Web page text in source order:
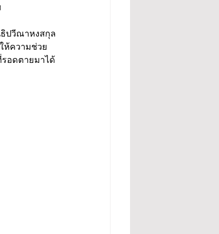
ธิปวีณาหงสกุล
ห้ความช่วย
รอดตายมาได้